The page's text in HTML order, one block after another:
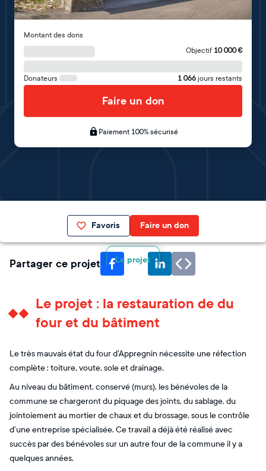
Montant des dons
Objectif 10 000€
Donateurs 1 066 jours restants
Faire un don
Paiement 100% sécurisé
Favoris Faire un don
Le projet
Partager ce projet
Le projet : la restauration de du
four et du bâtiment
Le très mauvais état du four d’Appregnin nécessite une réfection
complète : toiture, voute, sole et drainage.
Au niveau du bâtiment, conservé (murs), les bénévoles de la
commune se chargeront du piquage des joints, du sablage, du
jointoiement au mortier de chaux et du brossage, sous le contrôle
d’une entreprise spécialisée. Ce travail a déjà été réalisé avec
succès par des bénévoles sur un autre four de la commune il y a
quelques années.